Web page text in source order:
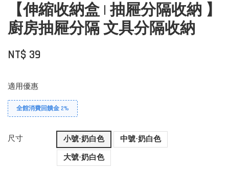
【伸縮收納盒 | 抽屜分隔收納 】
廚房抽屜分隔 文具分隔收納
NT$ 39
適用優惠
全館消費回饋金 2%
尺寸 小號-奶白色
中號-奶白色
大號-奶白色